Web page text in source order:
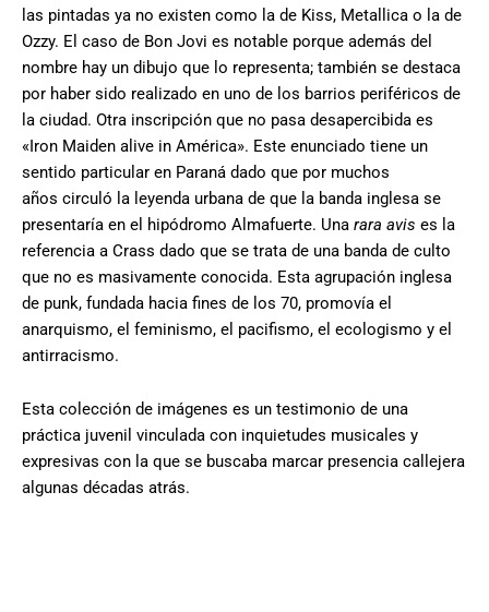
las pintadas ya no existen como la de Kiss, Metallica o la de
Ozzy. El caso de Bon Jovi es notable porque además del
nombre hay un dibujo que lo representa; también se destaca
por haber sido realizado en uno de los barrios periféricos de
la ciudad. Otra inscripción que no pasa desapercibida es
«Iron Maiden alive in América». Este enunciado tiene un
sentido particular en Paraná dado que por muchos
años circuló la leyenda urbana de que la banda inglesa se
presentaría en el hipódromo Almafuerte. Una rara avis es la
referencia a Crass dado que se trata de una banda de culto
que no es masivamente conocida. Esta agrupación inglesa
de punk, fundada hacia fines de los 70, promovía el
anarquismo, el feminismo, el pacifismo, el ecologismo y el
antirracismo.
Esta colección de imágenes es un testimonio de una
práctica juvenil vinculada con inquietudes musicales y
expresivas con la que se buscaba marcar presencia callejera
algunas décadas atrás.